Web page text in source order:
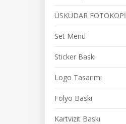
ÜSKÜDAR FOTOKOPİ
Set Menü
Sticker Baskı
Logo Tasarımı
Folyo Baskı
Kartvizit Baskı